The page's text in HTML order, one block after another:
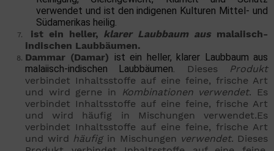
verwendet und ist den indigenen Kulturen Mittel- und
Südamerikas heilig.
ist ein heller, klarer Laubbaum ausmalaiisch-
indischen Laubbäumen.
Dammar (Damar) ist ein heller, klarer Laubbaum aus
malaiisch-indischen Laubbäumen.
Dieses
Produkt
verbindet Inhaltsstoffe auf eine feine, frische Art
und wird gerne in
Kombinationen verwendet. Es
verbindet Inhaltsstoffe auf eine feine, frische Art
und wird häufig in Mischungen verwendet.Es
verbindet Inhaltsstoffe auf eine feine, frische Art
und wird häufigin Mischungen verwendet. Dieses